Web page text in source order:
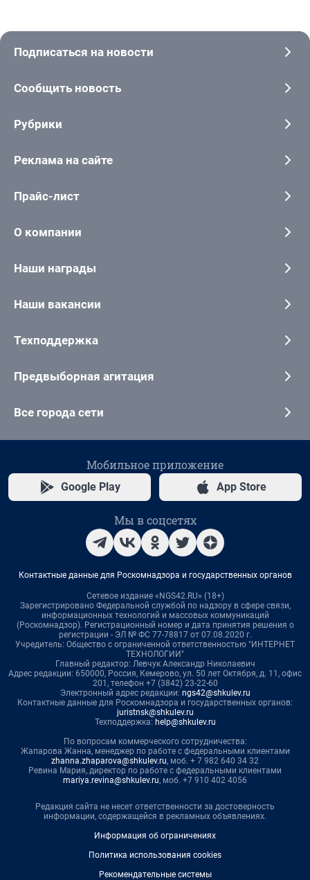
Подписаться на новости
Сообщить новость
Рубрики
Реклама на сайте
Прайс-лист
О компании
Наши награды
Наши вакансии
Техподдержка
Предвыборная агитация
Все города сети
Мобильное приложение
Google Play App Store
Мы в соцсетях
Контактные данные для Роскомнадзора и государственных органов
Сетевое издание «NGS42.RU» (18+)
Зарегистрировано Федеральной службой по надзору в сфере связи,
информационных технологий и массовых коммуникаций
(Роскомнадзор). Регистрационный номер и дата принятия решения о
регистрации - ЭЛ № ФС 77-78817 от 07.08.2020 г.
Учредитель: Общество с ограниченной ответственностью "ИНТЕРНЕТ
ТЕХНОЛОГИИ"
Главный редактор: Левчук Александр Николаевич
Адрес редакции: 650000, Россия, Кемерово, ул. 50 лет Октября, д. 11, офис
201, телефон +7 (3842) 23-22-60
Электронный адрес редакции: ngs42@shkulev.ru
Контактные данные для Роскомнадзора и государственных органов:
juristnsk@shkulev.ru
Техподдержка: help@shkulev.ru
По вопросам коммерческого сотрудничества:
Жапарова Жанна, менеджер по работе с федеральными клиентами
zhanna.zhaparova@shkulev.ru, моб. + 7 982 640 34 32
Ревина Мария, директор по работе с федеральными клиентами
mariya.revina@shkulev.ru, моб. +7 910 402 4056
Редакция сайта не несет ответственности за достоверность
информации, содержащейся в рекламных объявлениях.
Информация об ограничениях
Политика использования cookies
Рекомендательные системы